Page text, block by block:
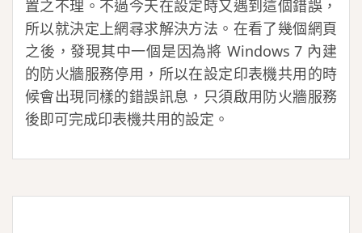
置之不理。不過今天在設定時又遇到這個錯誤，
所以就決定上網尋求解決方法。在看了幾個網頁
之後，發現其中一個是因為將 Windows 7 內建
的防火牆服務停用，所以在設定印表機共用的時
候會出現同樣的錯誤訊息，只須啟用防火牆服務
後即可完成印表機共用的設定。